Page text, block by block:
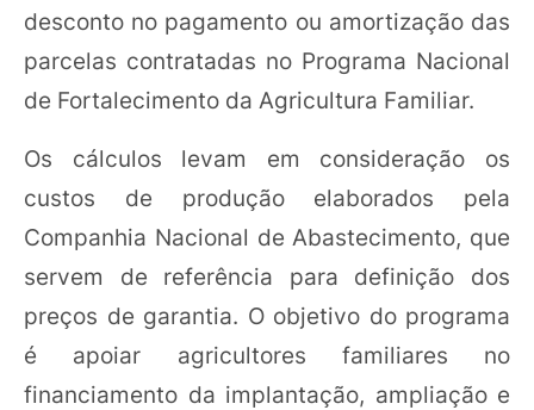
desconto no pagamento ou amortização das
parcelas contratadas no Programa Nacional
de Fortalecimento da Agricultura Familiar.
Os cálculos levam em consideração os
custos de produção elaborados pela
Companhia Nacional de Abastecimento, que
servem de referência para definição dos
preços de garantia. O objetivo do programa
é apoiar agricultores familiares no
financiamento da implantação, ampliação e